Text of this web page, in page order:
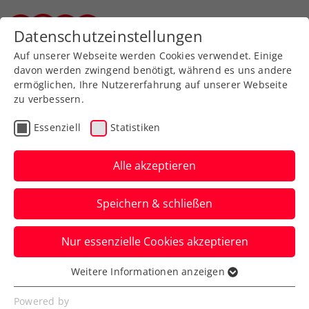
Zurück zur Newsübersicht
Turniere
Roehampton: Heidlmair
stürmt trotz
Finalniederlage die Top
20 der Europarangliste
Die ÖTV-Zukunftshoffnung hat dennoch
den Startplatz bei der U14-
Turnierpremiere von Wimbledon sicher.
Datenschutzeinstellungen
Auf unserer Webseite werden Cookies verwendet. Einige
davon werden zwingend benötigt, während es uns andere
ermöglichen, Ihre Nutzererfahrung auf unserer Webseite
zu verbessern.
Essenziell Statistiken
Alle akzeptieren
Speichern & schließen
Nur essenzielle Cookies akzeptieren
Essenziell
Essenzielle Cookies werden für grundlegende
Weitere Informationen anzeigen
Powered by